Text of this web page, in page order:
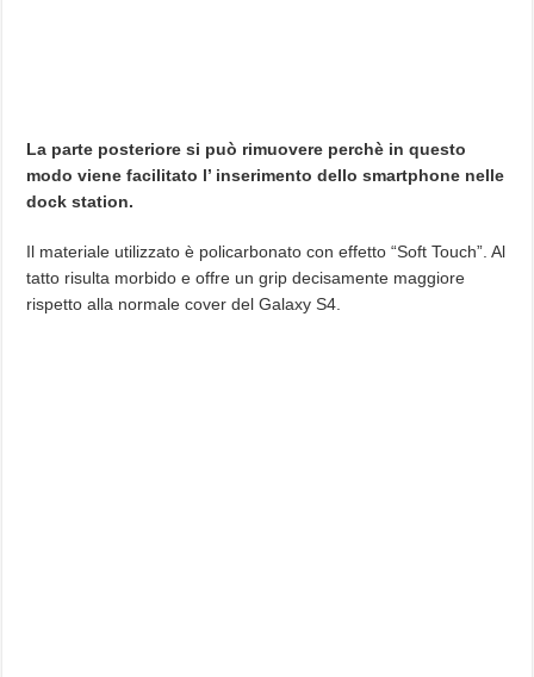
La parte posteriore si può rimuovere perchè in questo
modo viene facilitato l’ inserimento dello smartphone nelle
dock station.
Il materiale utilizzato è policarbonato con effetto “Soft Touch”. Al
tatto risulta morbido e offre un grip decisamente maggiore
rispetto alla normale cover del Galaxy S4.